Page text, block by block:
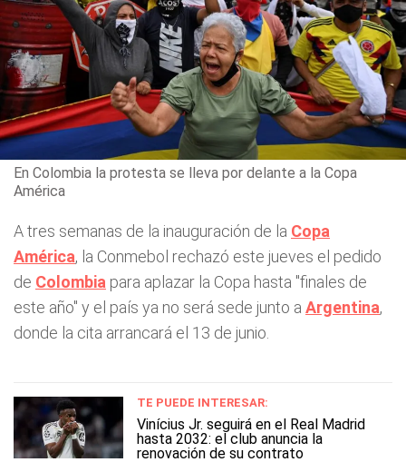
En Colombia la protesta se lleva por delante a la Copa
América
A tres semanas de la inauguración de la Copa
América, la Conmebol rechazó este jueves el pedido
de Colombia para aplazar la Copa hasta "finales de
este año" y el país ya no será sede junto a Argentina,
donde la cita arrancará el 13 de junio.
TE PUEDE INTERESAR:
Vinícius Jr. seguirá en el Real Madrid
hasta 2032: el club anuncia la
renovación de su contrato